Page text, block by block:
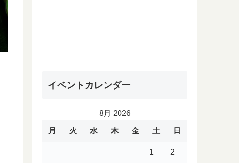
イベントカレンダー
8月 2026
月 火 水 木 金 土 日
1 2